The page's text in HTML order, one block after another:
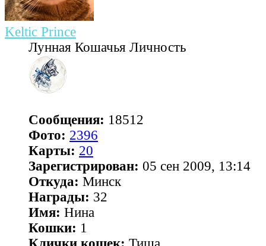
Keltic Prince
Лунная Кошачья Личность
Сообщения: 18512
Фото: 2396
Карты: 20
Зарегистрирован: 05 сен 2009, 13:14
Откуда: Минск
Награды: 32
Имя: Нина
Кошки: 1